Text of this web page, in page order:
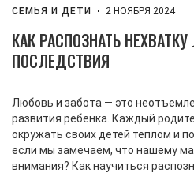
СЕМЬЯ И ДЕТИ 2 НОЯБРЯ 2024
КАК РАСПОЗНАТЬ
ПОСЛЕДСТВИЯ
Любовь и забота — это
развития ребенка. Каждый
окружать своих детей теплом и
если мы замечаем, что нашему
внимания? Как научиться